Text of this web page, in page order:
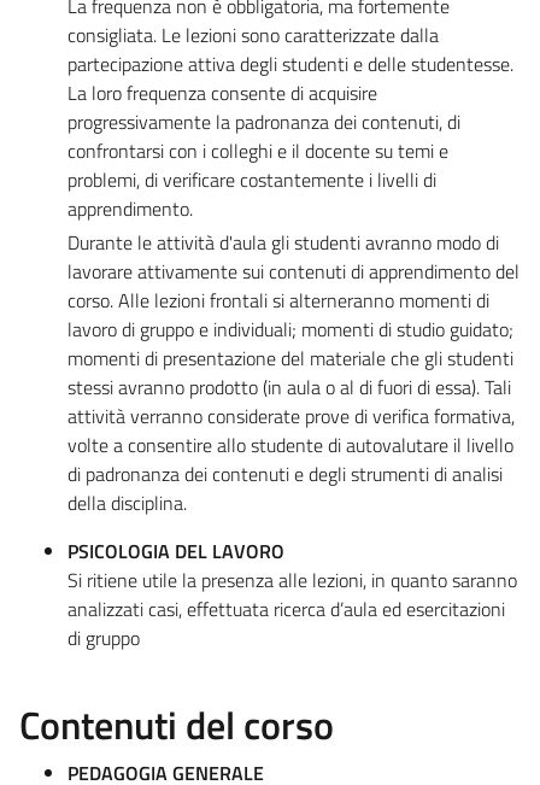
La frequenza non è obbligatoria, ma fortemente
consigliata. Le lezioni sono caratterizzate dalla
partecipazione attiva degli studenti e delle studentesse.
La loro frequenza consente di acquisire
progressivamente la padronanza dei contenuti, di
confrontarsi con i colleghi e il docente su temi e
problemi, di verificare costantemente i livelli di
apprendimento.
Durante le attività d'aula gli studenti avranno modo di
lavorare attivamente sui contenuti di apprendimento del
corso. Alle lezioni frontali si alterneranno momenti di
lavoro di gruppo e individuali; momenti di studio guidato;
momenti di presentazione del materiale che gli studenti
stessi avranno prodotto (in aula o al di fuori di essa). Tali
attività verranno considerate prove di verifica formativa,
volte a consentire allo studente di autovalutare il livello
di padronanza dei contenuti e degli strumenti di analisi
della disciplina.
PSICOLOGIA DEL LAVORO
Si ritiene utile la presenza alle lezioni, in quanto saranno
analizzati casi, effettuata ricerca d’aula ed esercitazioni
di gruppo
Contenuti del corso
PEDAGOGIA GENERALE